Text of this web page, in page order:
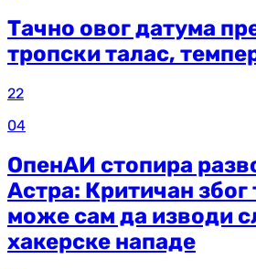
Тачно овог датума
тропски талас,
22
04
ОпенАИ стопира
Астра: Критичан због
може сам да изводи
хакерске нападе